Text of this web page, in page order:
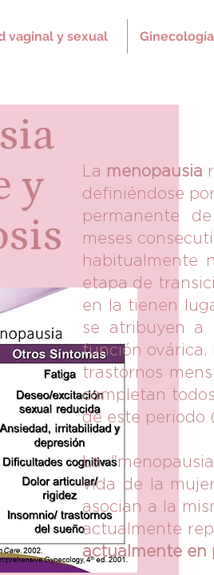
vaginal y sexual
y
La menopausia
definiéndose
permanente
meses
habitualmente
etapa de
en la tienen
se atribuyen a
función ovárica.
trastornos
completan
de este periodo
La
vida de la
asocian a la
actualmente
actualmente en